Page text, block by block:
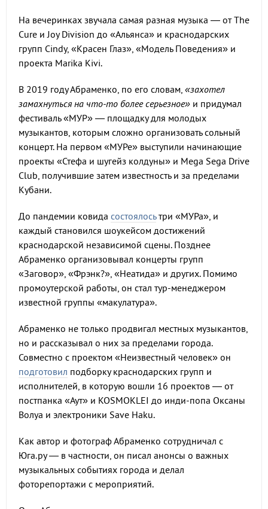
На вечеринках звучала самая разная музыка — от The
Cure и Joy Division до «Альянса» и краснодарских
групп Cindy, «Красен Глаз», «Модель Поведения» и
проекта Marika Kivi.
В 2019 году Абраменко, по его словам, «захотел
замахнуться на что-то более серьезное» и придумал
фестиваль «МУР» — площадку для молодых
музыкантов, которым сложно организовать сольный
концерт. На первом «МУРе» выступили начинающие
проекты «Стефа и шугейз колдуны» и Mega Sega Drive
Club, получившие затем известность и за пределами
Кубани.
До пандемии ковида состоялосьтри «МУРа», и
каждый становился шоукейсом достижений
краснодарской независимой сцены. Позднее
Абраменко организовывал концерты групп
«Заговор», «Фрэнк?», «Неатида» и других. Помимо
промоутерской работы, он стал тур-менеджером
известной группы «макулатура».
Абраменко не только продвигал местных музыкантов,
но и рассказывал о них за пределами города.
Совместно с проектом «Неизвестный человек» он
подготовил подборку краснодарских групп и
исполнителей, в которую вошли 16 проектов — от
постпанка «Аут» и KOSMOKLEI до инди-попа Оксаны
Волуа и электроники Save Haku.
Как автор и фотограф Абраменко сотрудничал с
Юга.ру — в частности, он писал анонсы о важных
музыкальных событиях города и делал
фоторепортажи с мероприятий.